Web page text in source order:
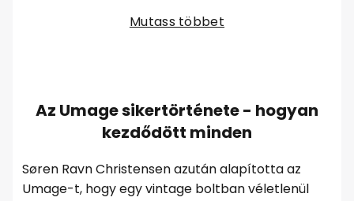
Mutass többet
Az Umage sikertörténete - hogyan
kezdődött minden
Søren Ravn Christensen azután alapította az
Umage-t, hogy egy vintage boltban véletlenül